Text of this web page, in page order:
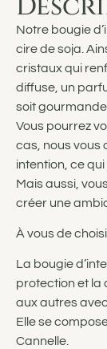
Notre bougie
cire de soja.
cristaux qui
diffuse, un
soit
Vous pourrez
cas, nous vous
intention, ce
Mais aussi,
créer une
À vous de
La bougie
protection et la
aux autres
Elle se
Cannelle.